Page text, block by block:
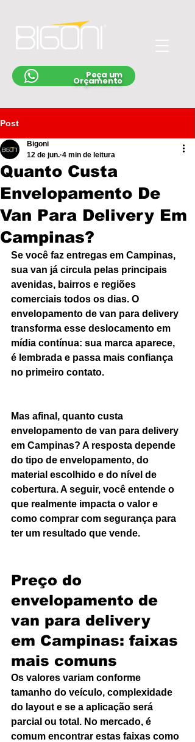
Peça um
Orçamento
Post
Quanto Custa
Envelopamento De
Van Para Delivery Em
Campinas?
Bigoni
12 de jun. 4 min de leitura
Se você faz entregas em Campinas,
sua van já circula pelas principais
avenidas, bairros e regiões
comerciais todos os dias. O
envelopamento de van para delivery
transforma esse deslocamento em
mídia contínua: sua marca aparece,
é lembrada e passa mais confiança
no primeiro contato.
Mas afinal, quanto custa
envelopamento de van para delivery
em Campinas? A resposta depende
do tipo de envelopamento, do
material escolhido e do nível de
cobertura. A seguir, você entende o
que realmente impacta o valor e
como comprar com segurança para
ter um resultado que vende.
Preço do
envelopamento de
van para delivery
em Campinas: faixas
mais comuns
Os valores variam conforme
tamanho do veículo, complexidade
do layout e se a aplicação será
parcial ou total. No mercado, é
comum encontrar estas faixas como